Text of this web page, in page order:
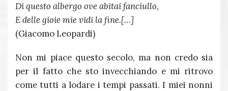
Di questo albergo ove abitai fanciullo,
E delle gioie mie vidi la fine.[…]
(Giacomo Leopardi)
Non mi piace questo secolo, ma non credo sia
per il fatto che sto invecchiando e mi ritrovo
come tutti a lodare i tempi passati. I miei nonni